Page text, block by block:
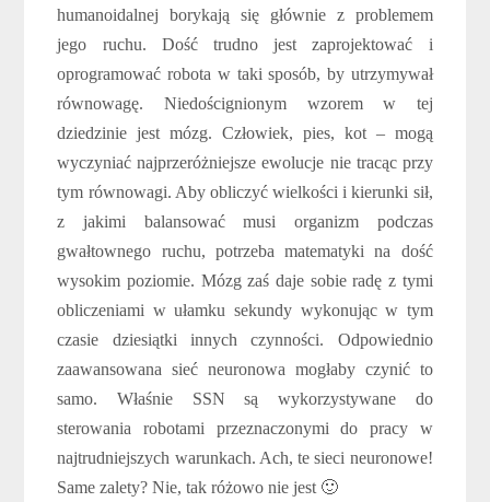
humanoidalnej borykają się głównie z problemem
jego ruchu. Dość trudno jest zaprojektować i
oprogramować robota w taki sposób, by utrzymywał
równowagę. Niedoścignionym wzorem w tej
dziedzinie jest mózg. Człowiek, pies, kot – mogą
wyczyniać najprzeróżniejsze ewolucje nie tracąc przy
tym równowagi. Aby obliczyć wielkości i kierunki sił,
z jakimi balansować musi organizm podczas
gwałtownego ruchu, potrzeba matematyki na dość
wysokim poziomie. Mózg zaś daje sobie radę z tymi
obliczeniami w ułamku sekundy wykonując w tym
czasie dziesiątki innych czynności. Odpowiednio
zaawansowana sieć neuronowa mogłaby czynić to
samo. Właśnie SSN są wykorzystywane do
sterowania robotami przeznaczonymi do pracy w
najtrudniejszych warunkach. Ach, te sieci neuronowe!
Same zalety? Nie, tak różowo nie jest 🙂